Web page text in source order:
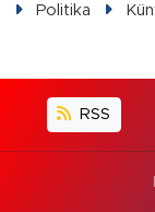
Politika
RSS